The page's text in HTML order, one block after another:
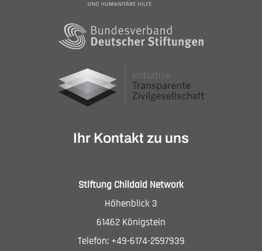
Ihr Kontakt zu uns
Stiftung Childaid Network
Höhenblick 3
61462 Königstein
Telefon: +49-6174-2597939